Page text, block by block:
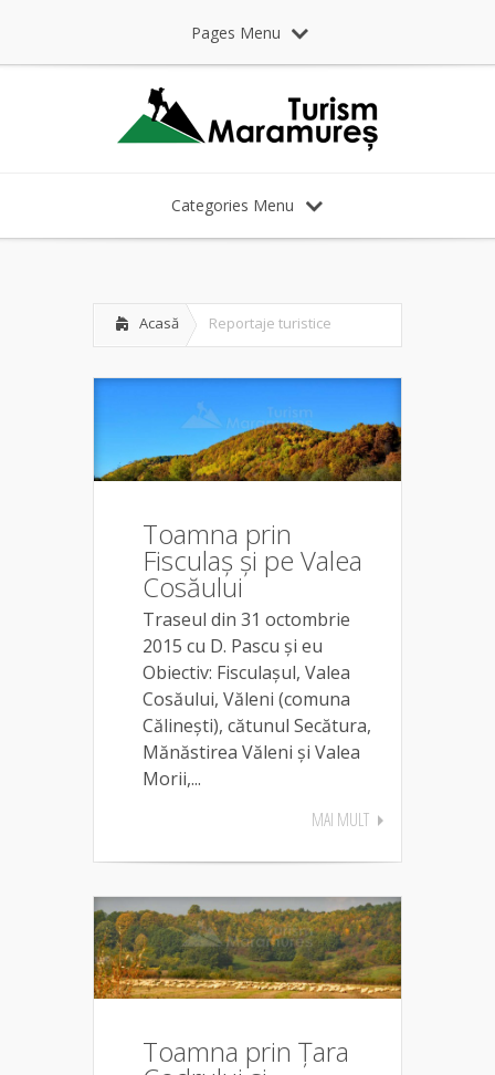
Pages Menu
Categories Menu
Acasă Reportaje turistice
Toamna prin
Fisculaș și pe Valea
Cosăului
Traseul din 31 octombrie
2015 cu D. Pascu și eu
Obiectiv: Fisculașul, Valea
Cosăului, Văleni (comuna
Călinești), cătunul Secătura,
Mănăstirea Văleni și Valea
Morii,...
MAI MULT
Toamna prin Țara